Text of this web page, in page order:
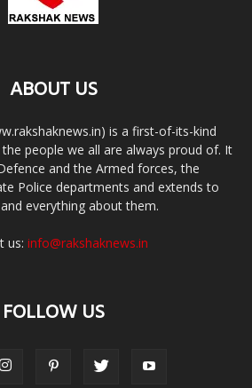
ABOUT US
is a first-of-its-kind
people we all are always proud of. It
and the Armed forces, the
Police departments and extends to
everything about them.
us: info@rakshaknews.in
FOLLOW US